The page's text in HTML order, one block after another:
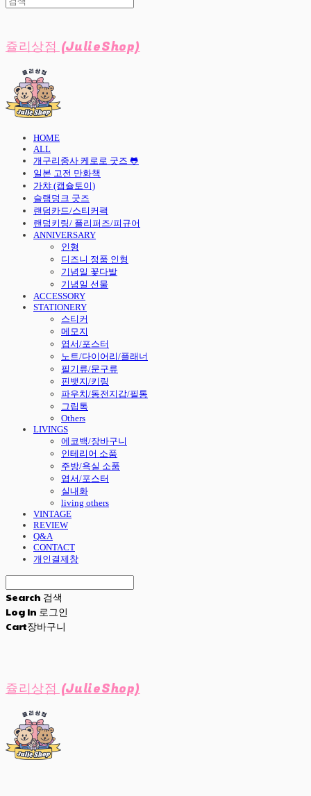
쥴리상점 (JulieShop)
HOME
ALL
개구리중사 케로로 굿즈 🐸
일본 고전 만화책
가챠 (캡슐토이)
슬램덩크 굿즈
랜덤카드/스티커팩
랜덤키링/ 플리퍼즈/피규어
ANNIVERSARY
인형
디즈니 정품 인형
기념일 꽃다발
기념일 선물
ACCESSORY
STATIONERY
스티커
메모지
엽서/포스터
노트/다이어리/플래너
필기류/문구류
핀뱃지/키링
파우치/동전지갑/필통
그립톡
Others
LIVINGS
에코백/장바구니
인테리어 소품
주방/욕실 소품
엽서/포스터
실내화
living others
VINTAGE
REVIEW
Q&A
CONTACT
개인결제창
Search 검색
Log In 로그인
Cart장바구니
쥴리상점 (JulieShop)